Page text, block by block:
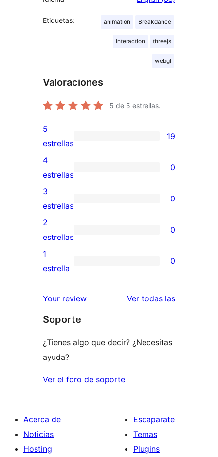
Etiquetas: animation Breakdance
interaction threejs
webgl
Valoraciones
5 de 5 estrellas.
19
valoraciones
de
5
estrellas
5
estrellas
19
0
valoraciones
de
4
estrellas
4
estrellas
0
0
valoraciones
de
3
estrellas
3
estrellas
0
0
valoraciones
de
estrellas
2
estrellas
0
0
de
estrellas
1
estrella
0
Your review Ver todas las
Soporte
¿Tienes algo que decir? ¿Necesitas
ayuda?
Ver el foro de soporte
Acerca de
Noticias
Hosting
Escaparate
Temas
Plugins